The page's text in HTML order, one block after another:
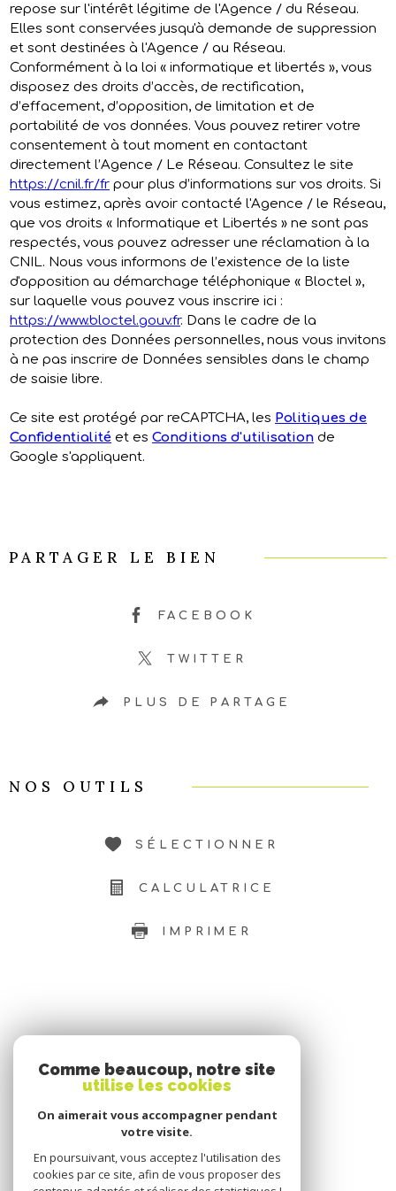
repose sur l'intérêt légitime de l'Agence / du Réseau.
Elles sont conservées jusqu'à demande de suppression
et sont destinées à l'Agence / au Réseau.
Conformément à la loi « informatique et libertés », vous
disposez des droits d’accès, de rectification,
d’effacement, d’opposition, de limitation et de
portabilité de vos données. Vous pouvez retirer votre
consentement à tout moment en contactant
directement l’Agence / Le Réseau. Consultez le site
https://cnil.fr/fr pour plus d’informations sur vos droits. Si
vous estimez, après avoir contacté l'Agence / le Réseau,
que vos droits « Informatique et Libertés » ne sont pas
respectés, vous pouvez adresser une réclamation à la
CNIL. Nous vous informons de l’existence de la liste
d'opposition au démarchage téléphonique « Bloctel »,
sur laquelle vous pouvez vous inscrire ici :
https://www.bloctel.gouv.fr. Dans le cadre de la
protection des Données personnelles, nous vous invitons
à ne pas inscrire de Données sensibles dans le champ
de saisie libre.
Ce site est protégé par reCAPTCHA, les Politiques de
Confidentialité et es Conditions d'utilisation de
Google s'appliquent.
PARTAGER LE BIEN
FACEBOOK
TWITTER
PLUS DE PARTAGE
NOS OUTILS
SÉLECTIONNER
CALCULATRICE
IMPRIMER
SE CONNECTER
ESPACE PROPRIÉTAIRE
Comme beaucoup, notre site
utilise les cookies
On aimerait vous accompagner pendant
votre visite.
En poursuivant, vous acceptez l'utilisation des
cookies par ce site, afin de vous proposer des